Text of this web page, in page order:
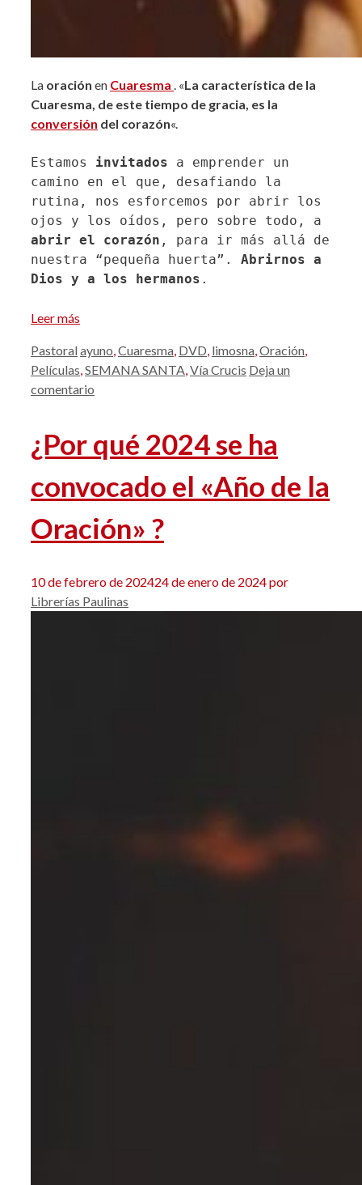
La oración en Cuaresma . «La característica de la
Cuaresma, de este tiempo de gracia, es la
conversión del corazón«.
Estamos invitados a emprender un
camino en el que, desafiando la
rutina, nos esforcemos por abrir los
abrir el corazón , para ir más allá de
nuestra “pequeña huerta”. Abrirnos a
Dios y a los hermanos .
Leer más
Categorías
PastoralEtiquetas
ayuno,Cuaresma, DVD, limosna,Oración,
Películas,SEMANA SANTA,Vía Crucis Deja un
comentario
¿Por qué 2024 se ha
convocado el «Año de la
Oración» ?
10 de febrero de 202424 de enero de 2024por
Librerías Paulinas